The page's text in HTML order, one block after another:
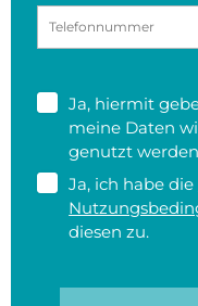
Ja, hiermit
meine Daten
genutzt
Ja, ich habe die
diesen zu.